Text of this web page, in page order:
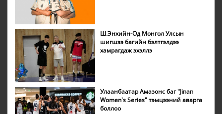
Ш.Энхийн-Од Монгол Улсын
шигшээ багийн бэлтгэлдээ
хамрагдаж эхэллэ
Улаанбаатар Амазонс баг "Jinan
Women's Series" тэмцээний аварга
боллоо